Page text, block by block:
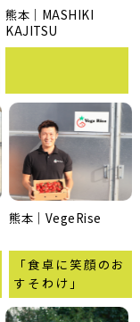
熊本｜MASHIKI
KAJITSU
熊本｜VegeRise
「食卓に笑顔のお
すそわけ」